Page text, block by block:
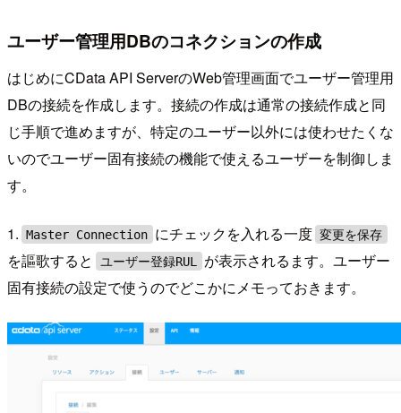
ユーザー管理用DBのコネクションの作成
はじめにCData API ServerのWeb管理画面でユーザー管理用
DBの接続を作成します。接続の作成は通常の接続作成と同
じ手順で進めますが、特定のユーザー以外には使わせたくな
いのでユーザー固有接続の機能で使えるユーザーを制御しま
す。
1. Master Connection にチェックを入れる一度 変更を保存
を謳歌すると ユーザー登録RUL
が表示されるます。ユーザー
固有接続の設定で使うのでどこかにメモっておきます。